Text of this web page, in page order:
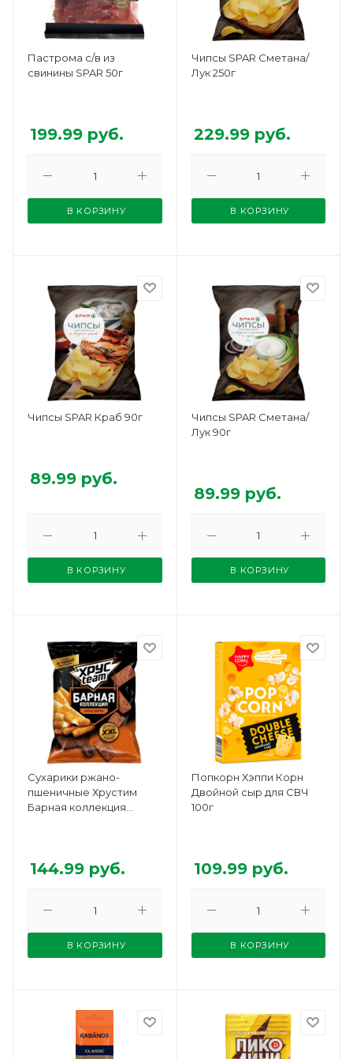
Пастрома с/в из
свинины SPAR 50г
199.99 руб.
В КОРЗИНУ
Чипсы SPAR Сметана/
Лук 250г
229.99руб.
В КОРЗИНУ
Чипсы SPAR Краб 90г
89.99 руб.
В КОРЗИНУ
Чипсы SPAR Сметана/
Лук 90г
89.99руб.
В КОРЗИНУ
Сухарики ржано-
пшеничные Хрустим
Барная коллекция
144.99 руб.
В КОРЗИНУ
Попкорн Хэппи Корн
Двойной сыр для СВЧ
100г
109.99руб.
В КОРЗИНУ